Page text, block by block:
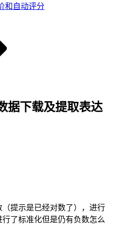
和自动评分
据下载及提取表达
提示是已经对数了），进行
了标准化但是仍有负数怎么